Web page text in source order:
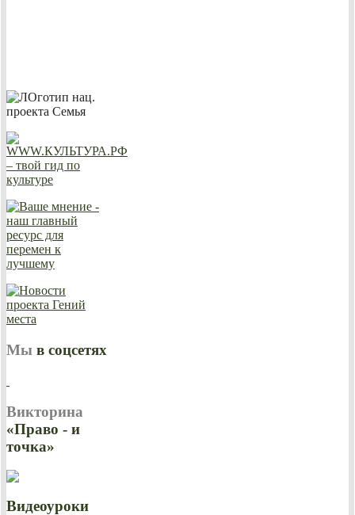
Мы в соцсетях
Викторина
«Право - и
точка»
Видеоуроки